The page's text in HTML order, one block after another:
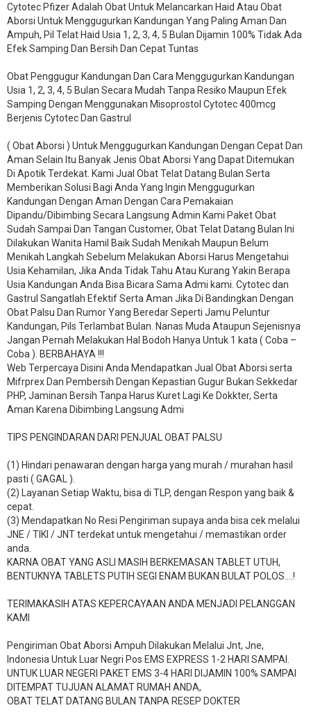
Cytotec Pfizer Adalah Obat Untuk Melancarkan Haid Atau Obat
Aborsi Untuk Menggugurkan Kandungan Yang Paling Aman Dan
Ampuh, Pil Telat Haid Usia 1, 2, 3, 4, 5 Bulan Dijamin 100% Tidak Ada
Efek Samping Dan Bersih Dan Cepat Tuntas
Obat Penggugur Kandungan Dan Cara Menggugurkan Kandungan
Usia 1, 2, 3, 4, 5 Bulan Secara Mudah Tanpa Resiko Maupun Efek
Samping Dengan Menggunakan Misoprostol Cytotec 400mcg
Berjenis Cytotec Dan Gastrul
( Obat Aborsi ) Untuk Menggugurkan Kandungan Dengan Cepat Dan
Aman Selain Itu Banyak Jenis Obat Aborsi Yang Dapat Ditemukan
Di Apotik Terdekat. Kami Jual Obat Telat Datang Bulan Serta
Memberikan Solusi Bagi Anda Yang Ingin Menggugurkan
Kandungan Dengan Aman Dengan Cara Pemakaian
Dipandu/Dibimbing Secara Langsung Admin Kami Paket Obat
Sudah Sampai Dan Tangan Customer, Obat Telat Datang Bulan Ini
Dilakukan Wanita Hamil Baik Sudah Menikah Maupun Belum
Menikah Langkah Sebelum Melakukan Aborsi Harus Mengetahui
Usia Kehamilan, Jika Anda Tidak Tahu Atau Kurang Yakin Berapa
Usia Kandungan Anda Bisa Bicara Sama Admi kami. Cytotec dan
Gastrul Sangatlah Efektif Serta Aman Jika Di Bandingkan Dengan
Obat Palsu Dan Rumor Yang Beredar Seperti Jamu Peluntur
Kandungan, Pils Terlambat Bulan. Nanas Muda Ataupun Sejenisnya
Jangan Pernah Melakukan Hal Bodoh Hanya Untuk 1 kata ( Coba –
Coba ). BERBAHAYA !!!
Web Terpercaya Disini Anda Mendapatkan Jual Obat Aborsi serta
Mifrprex Dan Pembersih Dengan Kepastian Gugur Bukan Sekkedar
PHP, Jaminan Bersih Tanpa Harus Kuret Lagi Ke Dokkter, Serta
Aman Karena Dibimbing Langsung Admi
TIPS PENGINDARAN DARI PENJUAL OBAT PALSU
(1) Hindari penawaran dengan harga yang murah / murahan hasil
pasti ( GAGAL ).
(2) Layanan Setiap Waktu, bisa di TLP, dengan Respon yang baik &
cepat.
(3) Mendapatkan No Resi Pengiriman supaya anda bisa cek melalui
JNE / TIKI / JNT terdekat untuk mengetahui / memastikan order
anda.
KARNA OBAT YANG ASLI MASIH BERKEMASAN TABLET UTUH,
BENTUKNYA TABLETS PUTIH SEGI ENAM BUKAN BULAT POLOS….!
TERIMAKASIH ATAS KEPERCAYAAN ANDA MENJADI PELANGGAN
KAMI
Pengiriman Obat Aborsi Ampuh Dilakukan Melalui Jnt, Jne,
Indonesia Untuk Luar Negri Pos EMS EXPRESS 1-2 HARI SAMPAI.
UNTUK LUAR NEGERI PAKET EMS 3-4 HARI DIJAMIN 100% SAMPAI
DITEMPAT TUJUAN ALAMAT RUMAH ANDA,
OBAT TELAT DATANG BULAN TANPA RESEP DOKTER